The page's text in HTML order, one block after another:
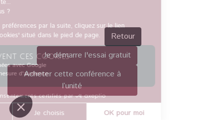
Retour
Je démarre l'essai gratuit
Acheter cette conférence à
l’unité